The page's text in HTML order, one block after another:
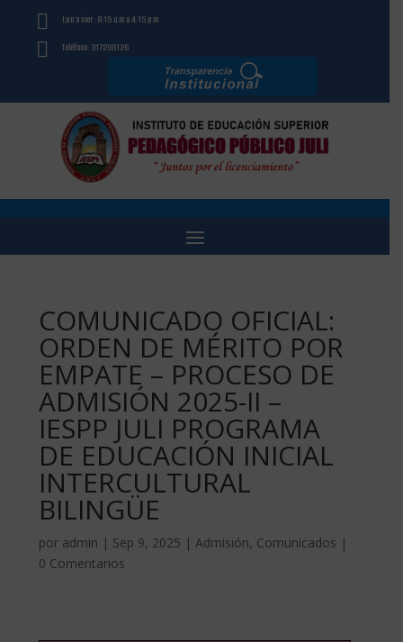
 Lun a vier: 8:15 a.m a 4:15 p.m
 Teléfono: 317298126
COMUNICADO OFICIAL:
ORDEN DE MÉRITO POR
EMPATE – PROCESO DE
ADMISIÓN 2025-II –
IESPP JULI PROGRAMA
DE EDUCACIÓN INICIAL
INTERCULTURAL
BILINGÜE
por admin | Sep 9, 2025 |Admisión, Comunicados |
0 Comentarios